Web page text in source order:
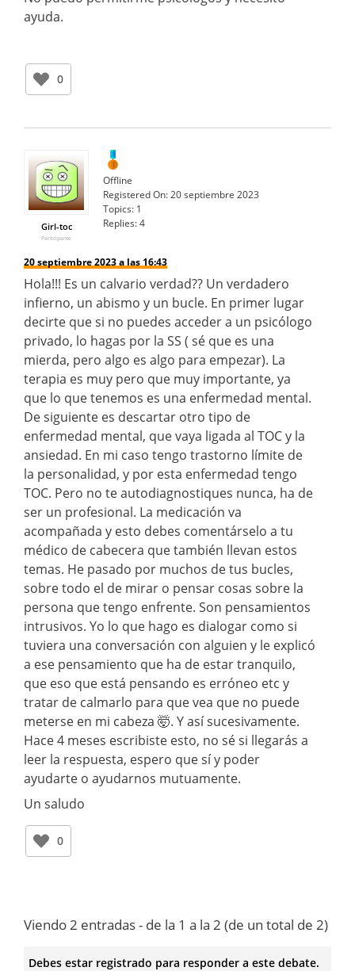
ayuda.
0
Girl-toc
Participante
Offline
Registered On:20 septiembre 2023
Topics: 1
Replies:4
20 septiembre 2023 a las 16:43
Hola!!! Es un calvario verdad?? Un verdadero
infierno, un abismo y un bucle. En primer lugar
decirte que si no puedes acceder a un psicólogo
privado, lo hagas por la SS ( sé que es una
mierda, pero algo es algo para empezar). La
terapia es muy pero que muy importante, ya
que lo que tenemos es una enfermedad mental.
De siguiente es descartar otro tipo de
enfermedad mental, que vaya ligada al TOC y la
ansiedad. En mi caso tengo trastorno límite de
la personalidad, y por esta enfermedad tengo
TOC. Pero no te autodiagnostiques nunca, ha de
ser un profesional. La medicación va
acompañada y esto debes comentárselo a tu
médico de cabecera que también llevan estos
temas. He pasado por muchos de tus bucles,
sobre todo el de mirar o pensar cosas sobre la
persona que tengo enfrente. Son pensamientos
intrusivos. Yo lo que hago es dialogar como si
tuviera una conversación con alguien y le explicó
a ese pensamiento que ha de estar tranquilo,
que eso que está pensando es erróneo etc y
tratar de calmarlo para que vea que no puede
meterse en mi cabeza 🤯. Y así sucesivamente.
Hace 4 meses escribiste esto, no sé si llegarás a
leer la respuesta, espero que sí y poder
ayudarte o ayudarnos mutuamente.
Un saludo
0
Viendo 2 entradas - de la 1 a la 2 (de un total de 2)
Debes estar registrado para responder a este debate.